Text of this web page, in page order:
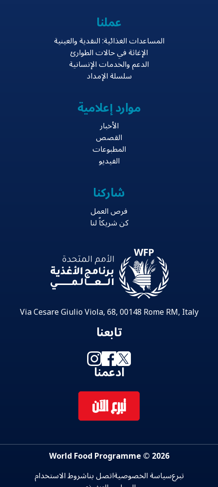
عملنا
المساعدات الغذائية: النقدية والعينية
الإغاثة في حالات الطوارئ
الدعم والخدمات الإنسانية
سلسلة الإمداد
موارد إعلامية
الأخبار
القصص
المطبوعات
الفيديو
شاركنا
فرص العمل
كن شريكاً لنا
Via Cesare Giulio Viola, 68, 00148 Rome RM, Italy
تابعنا
ادعمنا
تبرع الآن
2026 © World Food Programme
تبرعسياسة الخصوصيةاتصل بناشروط الاستخدام